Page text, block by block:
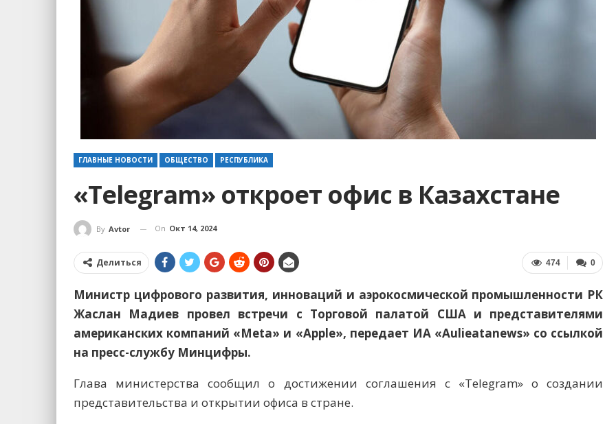
ГЛАВНЫЕ НОВОСТИ ОБЩЕСТВО РЕСПУБЛИКА
«Telegram» откроет офис в Казахстане
By Avtor On Окт 14, 2024
0
474
Делиться
Министр цифрового развития, инноваций и аэрокосмической промышленности РК
Жаслан Мадиев провел встречи с Торговой палатой США и представителями
американских компаний «Meta» и «Apple», передает ИА «Aulieatanews» со ссылкой
на пресс-службу Минцифры.
Глава министерства сообщил о достижении соглашения с «Telegram» о создании
представительства и открытии офиса в стране.